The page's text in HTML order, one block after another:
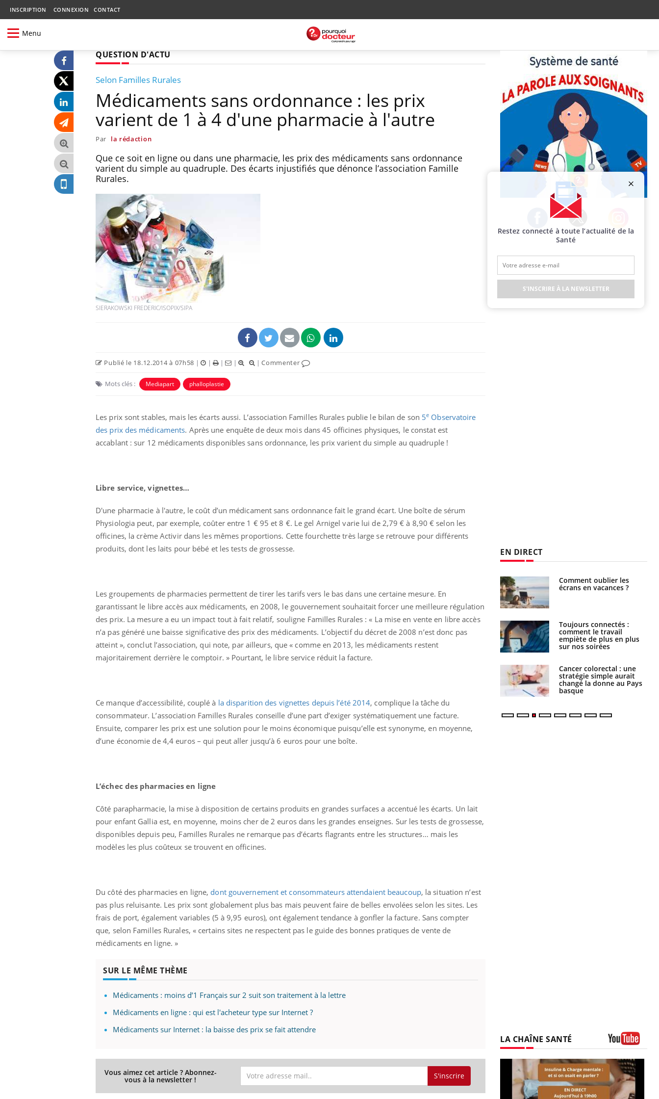
INSCRIPTION CONNEXION CONTACT
Menu
QUESTION D'ACTU
Selon Familles Rurales
Médicaments sans ordonnance : les prix
varient de 1 à 4 d'une pharmacie à l'autre
Par la rédaction
Que ce soit en ligne ou dans une pharmacie, les prix des médicaments sans ordonnance
varient du simple au quadruple. Des écarts injustifiés que dénonce l’association Famille
Rurales.
SIERAKOWSKI FREDERIC/ISOPIX/SIPA
Publié le 18.12.2014 à 07h58 | | | | |Commenter
Mots clés : Mediapart phalloplastie
Les prix sont stables, mais les écarts aussi. L’association Familles Rurales publie le bilan de son 5e Observatoire
des prix des médicaments. Après une enquête de deux mois dans 45 officines physiques, le constat est
accablant : sur 12 médicaments disponibles sans ordonnance, les prix varient du simple au quadruple !
Libre service, vignettes…
D'une pharmacie à l'autre, le coût d’un médicament sans ordonnance fait le grand écart. Une boîte de sérum
Physiologia peut, par exemple, coûter entre 1 € 95 et 8 €. Le gel Arnigel varie lui de 2,79 € à 8,90 € selon les
officines, la crème Activir dans les mêmes proportions. Cette fourchette très large se retrouve pour différents
produits, dont les laits pour bébé et les tests de grossesse.
Les groupements de pharmacies permettent de tirer les tarifs vers le bas dans une certaine mesure. En
garantissant le libre accès aux médicaments, en 2008, le gouvernement souhaitait forcer une meilleure régulation
des prix. La mesure a eu un impact tout à fait relatif, souligne Familles Rurales : « La mise en vente en libre accès
n’a pas généré une baisse significative des prix des médicaments. L’objectif du décret de 2008 n’est donc pas
atteint », conclut l’association, qui note, par ailleurs, que « comme en 2013, les médicaments restent
majoritairement derrière le comptoir. » Pourtant, le libre service réduit la facture.
Ce manque d’accessibilité, couplé à la disparition des vignettes depuis l’été 2014, complique la tâche du
consommateur. L’association Familles Rurales conseille d’une part d’exiger systématiquement une facture.
Ensuite, comparer les prix est une solution pour le moins économique puisqu’elle est synonyme, en moyenne,
d’une économie de 4,4 euros – qui peut aller jusqu’à 6 euros pour une boîte.
L’échec des pharmacies en ligne
Côté parapharmacie, la mise à disposition de certains produits en grandes surfaces a accentué les écarts. Un lait
pour enfant Gallia est, en moyenne, moins cher de 2 euros dans les grandes enseignes. Sur les tests de grossesse,
disponibles depuis peu, Familles Rurales ne remarque pas d’écarts flagrants entre les structures… mais les
modèles les plus coûteux se trouvent en officines.
Du côté des pharmacies en ligne, dont gouvernement et consommateurs attendaient beaucoup, la situation n’est
pas plus reluisante. Les prix sont globalement plus bas mais peuvent faire de belles envolées selon les sites. Les
frais de port, également variables (5 à 9,95 euros), ont également tendance à gonfler la facture. Sans compter
que, selon Familles Rurales, « certains sites ne respectent pas le guide des bonnes pratiques de vente de
médicaments en ligne. »
SUR LE MÊME THÈME
Médicaments : moins d’1 Français sur 2 suit son traitement à la lettre
Médicaments en ligne : qui est l'acheteur type sur Internet ?
Médicaments sur Internet : la baisse des prix se fait attendre
Vous aimez cet article ? Abonnez-
vous à la newsletter ! S'inscrire
Facebook Twitter Instagram
EN DIRECT
pharmacie pour les
vacances ?
Syndrome métabolique :
quels sont les meilleurs
exercices physiques ?
en France
Mortalité infantile : un
rapport s’interroge sur
son taux élevé en France
Comment oublier les
écrans en vacances ?
Toujours connectés :
comment le travail
empiète de plus en plus
sur nos soirées
Cancer colorectal : une
stratégie simple aurait
changé la donne au Pays
basque
LA CHAÎNE SANTÉ
Restez connecté à toute l’actualité de la
Santé
S'INSCRIRE À LA NEWSLETTER